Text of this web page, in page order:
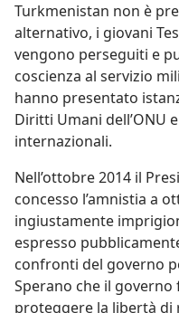
Turkmenistan non è
alternativo, i giovani
vengono perseguiti e
coscienza al servizio
hanno presentato
Diritti Umani dell’ONU
internazionali.
Nell’ottobre 2014 il
concesso l’amnistia a
ingiustamente
espresso
confronti del governo
Sperano che il
proteggere la libertà di